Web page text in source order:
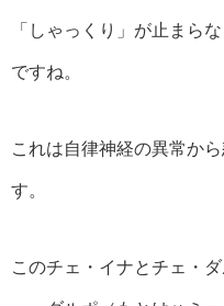
「しゃっくり」が止まら
ですね。
これは自律神経の異常か
す。
このチェ・イナとチェ・